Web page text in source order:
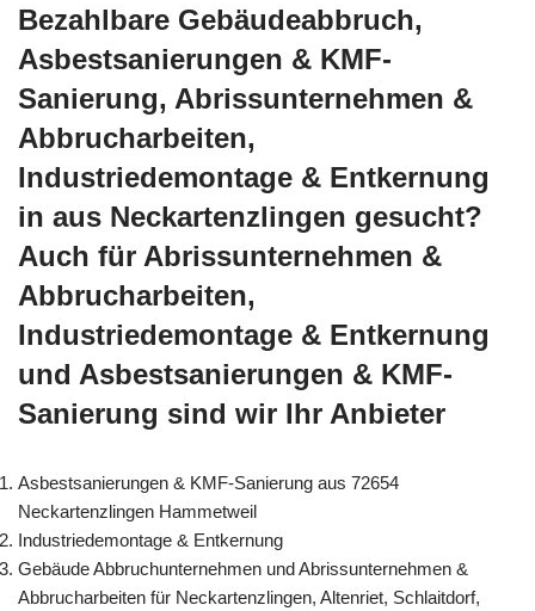
Bezahlbare Gebäudeabbruch,
Asbestsanierungen & KMF-
Sanierung, Abrissunternehmen &
Abbrucharbeiten,
Industriedemontage & Entkernung
in aus Neckartenzlingen gesucht?
Auch für Abrissunternehmen &
Abbrucharbeiten,
Industriedemontage & Entkernung
und Asbestsanierungen & KMF-
Sanierung sind wir Ihr Anbieter
Asbestsanierungen & KMF-Sanierung aus 72654
Neckartenzlingen Hammetweil
Industriedemontage & Entkernung
Gebäude Abbruchunternehmen und Abrissunternehmen &
Abbrucharbeiten für Neckartenzlingen, Altenriet, Schlaitdorf,